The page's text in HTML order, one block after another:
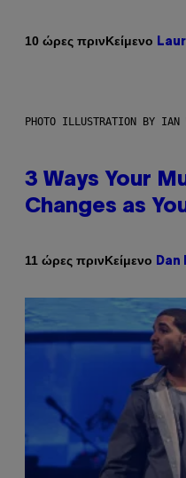
10 ώρες πρινΚείμενο
PHOTO ILLUSTRATION BY IAN
3 Ways Your
Changes as
11 ώρες πρινΚείμενο Dan